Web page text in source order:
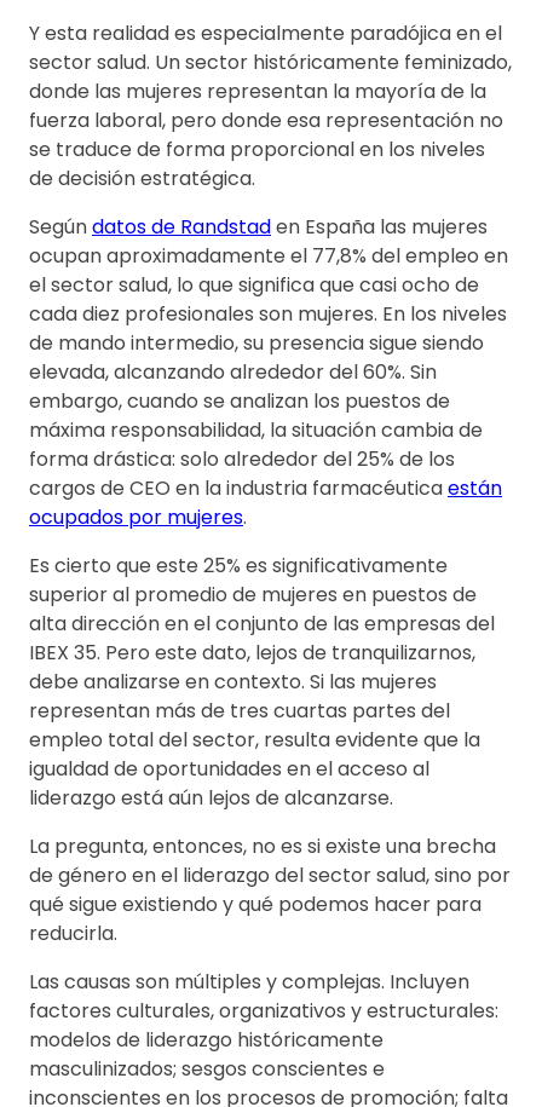
Y esta realidad es especialmente paradójica en el
sector salud. Un sector históricamente feminizado,
donde las mujeres representan la mayoría de la
fuerza laboral, pero donde esa representación no
se traduce de forma proporcional en los niveles
de decisión estratégica.
Segúndatos de Randstaden España las mujeres
ocupan aproximadamente el 77,8% del empleo en
el sector salud, lo que significa que casi ocho de
cada diez profesionales son mujeres. En los niveles
de mando intermedio, su presencia sigue siendo
elevada, alcanzando alrededor del 60%. Sin
embargo, cuando se analizan los puestos de
máxima responsabilidad, la situación cambia de
forma drástica: solo alrededor del 25% de los
cargos de CEO en la industria farmacéuticaestán
ocupados por mujeres.
Es cierto que este 25% es significativamente
superior al promedio de mujeres en puestos de
alta dirección en el conjunto de las empresas del
IBEX 35. Pero este dato, lejos de tranquilizarnos,
debe analizarse en contexto. Si las mujeres
representan más de tres cuartas partes del
empleo total del sector, resulta evidente que la
igualdad de oportunidades en el acceso al
liderazgo está aún lejos de alcanzarse.
La pregunta, entonces, no es si existe una brecha
de género en el liderazgo del sector salud, sino por
qué sigue existiendo y qué podemos hacer para
reducirla.
Las causas son múltiples y complejas. Incluyen
factores culturales, organizativos y estructurales:
modelos de liderazgo históricamente
masculinizados; sesgos conscientes e
inconscientes en los procesos de promoción; falta